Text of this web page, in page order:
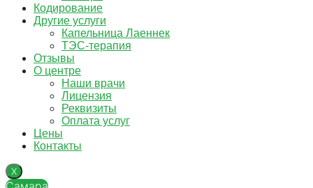
Кодирование
Другие услуги
Капельница Лаеннек
ТЭС-терапия
Отзывы
О центре
Наши врачи
Лицензия
Реквизиты
Оплата услуг
Цены
Контакты
X